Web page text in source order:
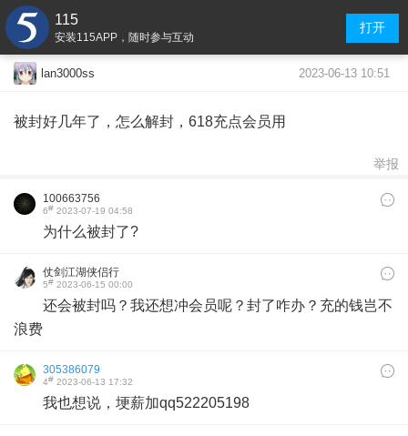
115
安装115APP，随时参与互动
打开
lan3000ss 2023-06-13 10:51
被封好几年了，怎么解封，618充点会员用
举报
100663756
6# 2023-07-19 04:58
为什么被封了?
仗剑江湖侠侣行
5# 2023-06-15 00:00
还会被封吗？我还想冲会员呢？封了咋办？充的钱岂不
浪费
305386079
4# 2023-06-13 17:32
我也想说，埂薪加qq522205198